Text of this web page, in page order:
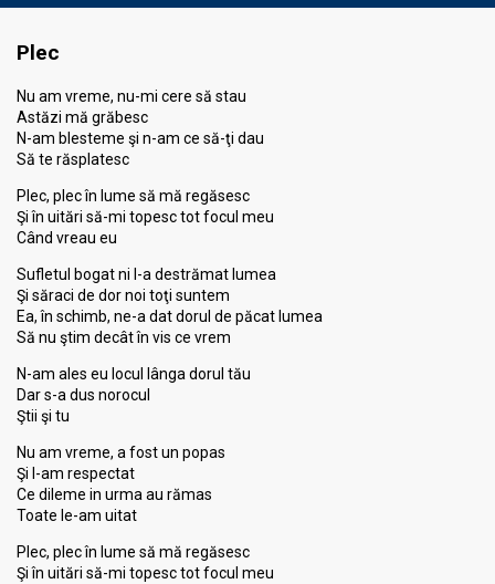
Plec
Nu am vreme, nu-mi cere să stau
Astăzi mă grăbesc
N-am blesteme şi n-am ce să-ţi dau
Să te răsplatesc
Plec, plec în lume să mă regăsesc
Şi în uitări să-mi topesc tot focul meu
Când vreau eu
Sufletul bogat ni l-a destrămat lumea
Şi săraci de dor noi toţi suntem
Ea, în schimb, ne-a dat dorul de păcat lumea
Să nu ştim decât în vis ce vrem
N-am ales eu locul lânga dorul tău
Dar s-a dus norocul
Ştii şi tu
Nu am vreme, a fost un popas
Şi l-am respectat
Ce dileme in urma au rămas
Toate le-am uitat
Plec, plec în lume să mă regăsesc
Şi în uitări să-mi topesc tot focul meu